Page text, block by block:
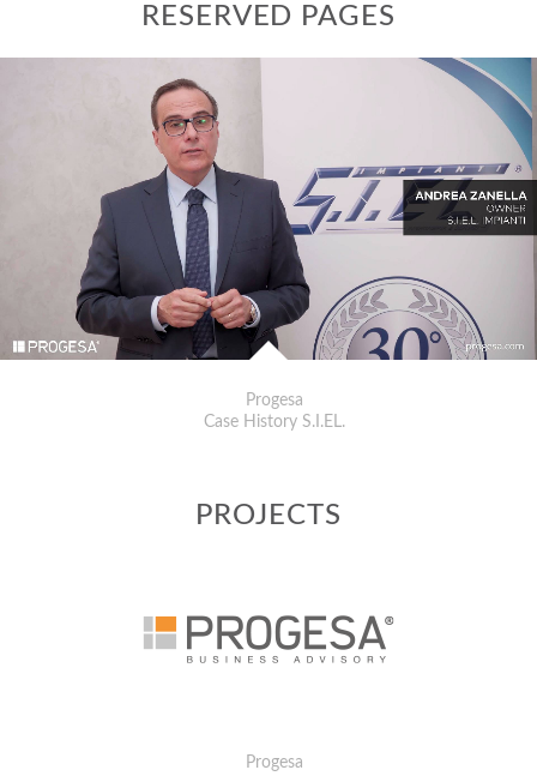
RESERVED PAGES
Progesa
Case History S.I.EL.
PROJECTS
Progesa